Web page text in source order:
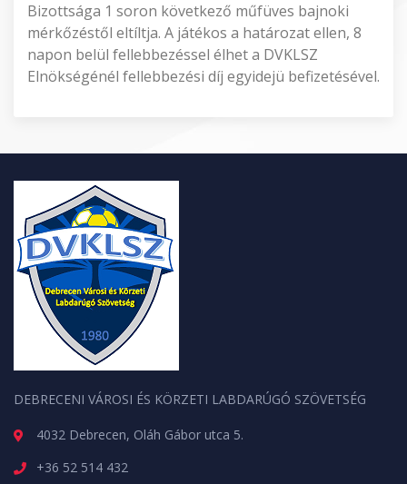
Bizottsága 1 soron következő műfüves bajnoki
mérkőzéstől eltíltja. A játékos a határozat ellen, 8
napon belül fellebbezéssel élhet a DVKLSZ
Elnökségénél fellebbezési díj egyidejü befizetésével.
DEBRECENI VÁROSI ÉS KÖRZETI LABDARÚGÓ SZÖVETSÉG
4032 Debrecen, Oláh Gábor utca 5.
+36 52 514 432